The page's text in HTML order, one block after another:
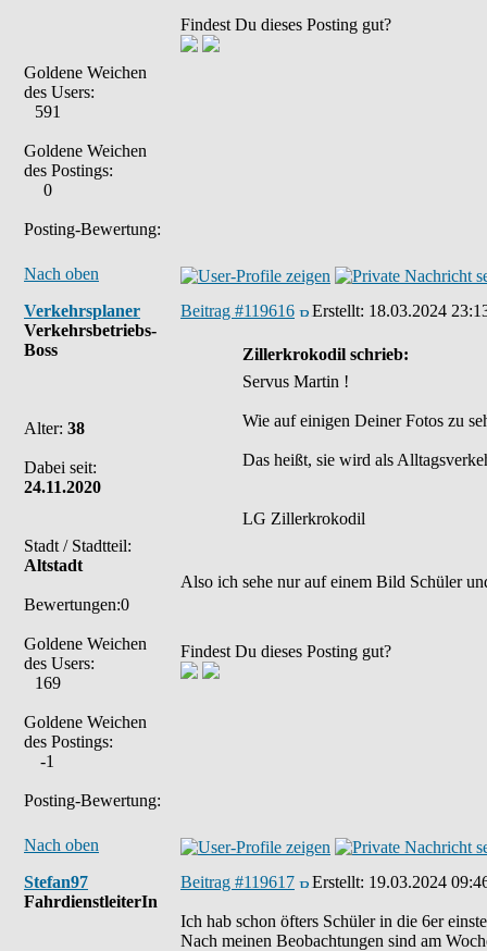
Goldene Weichen
des Users:
591
Goldene Weichen
des Postings:
0
Posting-Bewertung:
Findest Du dieses Posting gut?
Nach oben
Verkehrsplaner
Verkehrsbetriebs-
Boss
Alter: 38
Dabei seit:
24.11.2020
Stadt / Stadtteil:
Altstadt
Bewertungen:0
Goldene Weichen
des Users:
169
Goldene Weichen
des Postings:
-1
Posting-Bewertung:
Beitrag #119616 Erstellt: 18.03.2024
Zillerkrokodil schrieb:
Servus Martin !
Wie auf einigen Deiner Fotos zu
Das heißt, sie wird als
LG Zillerkrokodil
Also ich sehe nur auf einem Bild Schüler
Findest Du dieses Posting gut?
Nach oben
Stefan97
FahrdienstleiterIn
Beitrag #119617 Erstellt: 19.03.2024
Ich hab schon öfters Schüler in die 6er
Nach meinen Beobachtungen sind am